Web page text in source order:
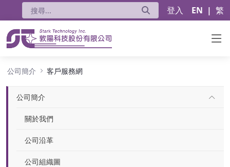
登入 EN | 繁
公司簡介 客戶服務網
公司簡介
關於我們
公司沿革
公司組織圖